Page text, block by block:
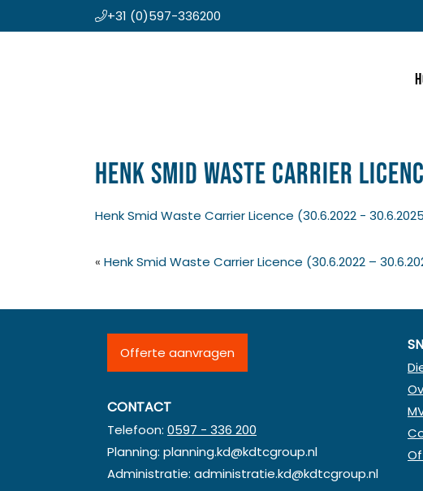
+31 (0)597-336200
Henk Smid Waste Carrier
Henk Smid Waste Carrier Licence (30.6.2022 -
« Henk Smid Waste Carrier Licence (30.6.2022 –
Offerte aanvragen
CONTACT
Telefoon: 0597 - 336 200
Planning: planning.kd@kdtcgroup.nl
Administratie: administratie.kd@kdtcgroup.nl